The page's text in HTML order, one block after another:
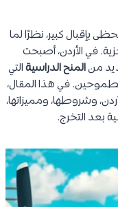
بإقبال كبير، نظرًا لما
في الأردن، أصبحت
منالمنح الدراسيةالتي
في هذا المقال،
وشروطها، ومميزاتها،
بعد التخرج.